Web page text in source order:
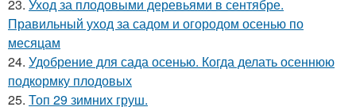
23. Уход за плодовыми деревьями в сентябре.
Правильный уход за садом и огородом осенью по
месяцам
24. Удобрение для сада осенью. Когда делать осеннюю
подкормку плодовых
25. Топ 29 зимних груш.